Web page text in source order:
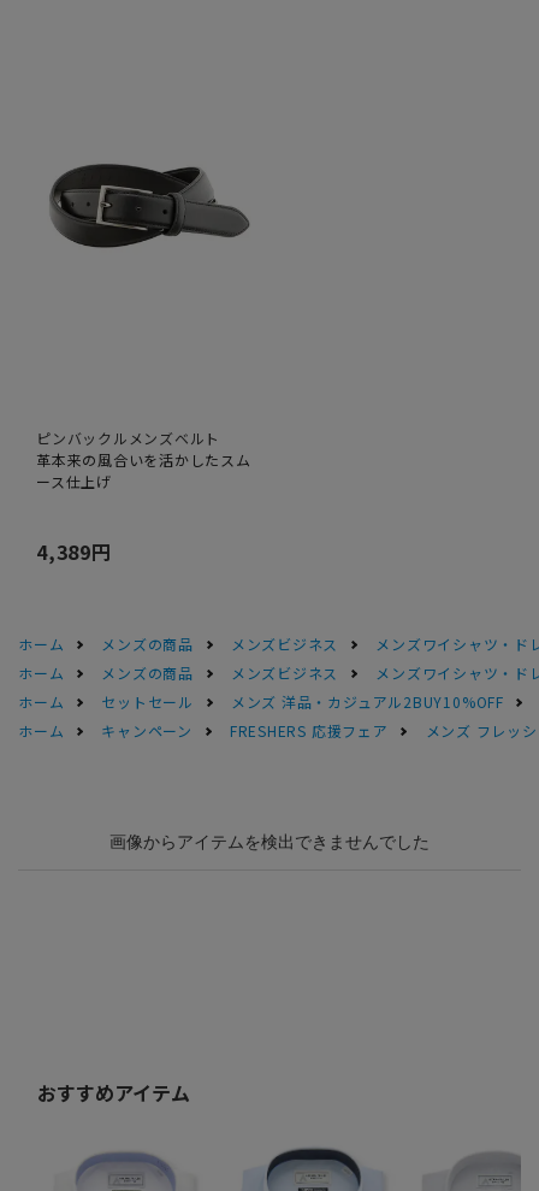
ピンバックルメンズベルト
革本来の風合いを活かしたスム
ース仕上げ
4,389円
ホーム メンズの商品 メンズビジネス
メンズワイシャツ・ド
ホーム
メンズの商品 メンズビジネス
メンズワイシャツ・ド
ホーム
セットセール
メンズ 洋品・カジュアル2BUY10%OFF
ホーム
キャンペーン FRESHERS 応援フェア メンズ フレッ